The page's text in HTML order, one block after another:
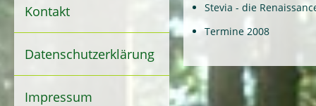
Kontakt
Datenschutzerklärung
Impressum
Stevia - die
Termine 2008